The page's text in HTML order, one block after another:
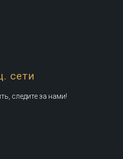
сети
следите за нами!